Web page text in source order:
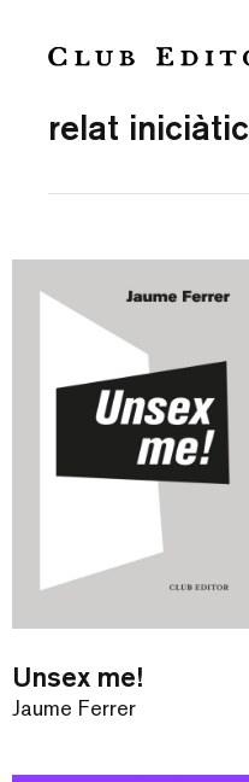
relat iniciàtic
Unsex me!
Jaume Ferrer